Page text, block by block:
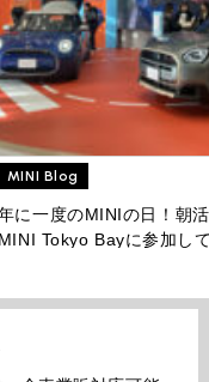
MINI Blog
に一度のMINIの日！朝
MINI Tokyo Bayに参加し